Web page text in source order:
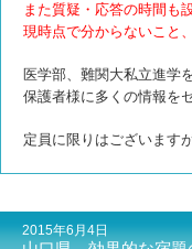
また質疑・応答の時間も
現時点で分からないこと
医学部、難関大私立進学
保護者様に多くの情報を
定員に限りはございます
2015年6月4日